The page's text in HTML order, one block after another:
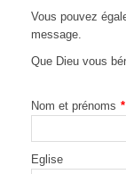
Vous pouvez
message.
Que Dieu vous
Nom et prénoms *
Eglise